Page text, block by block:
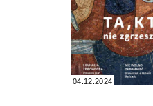
04.12.2024